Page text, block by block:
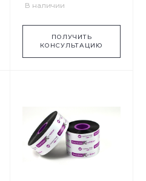
В наличии
ПОЛУЧИТЬ
КОНСУЛЬТАЦИЮ